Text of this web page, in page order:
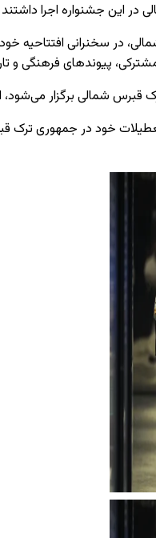
این جشنواره اجرا
در سخنرانی افتتاحیه
پیوندهای فرهنگی و
ترک قبرس شمالی برگزار
خود در جمهوری ترک